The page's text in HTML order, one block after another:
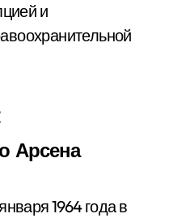
и
Арсена
1964 года в